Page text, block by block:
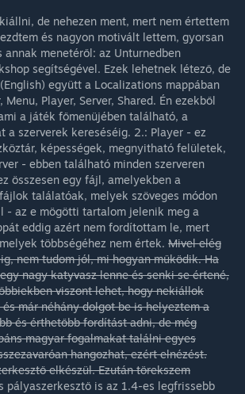
de nehezen ment, mert nem értettem
és nagyon motivált lettem, gyorsan
menetéről: az Unturnedben
segítségével. Ezek lehetnek létező, de
együtt a Localizations mappában
Player, Server, Shared. Én ezekből
a játék főmenüjében található, a
a szerverek kereséséig. 2.: Player - ez
képességek, megnyitható felületek,
- ebben található minden szerveren
összesen egy fájl, amelyekben a
találatóak, melyek szöveges módon
- az e mögötti tartalom jelenik meg a
eddig azért nem fordítottam le, mert
többségéhez nem értek. Mivel elég
nem tudom jól, mi hogyan működik. Ha
nagy katyvasz lenne és senki se értené,
viszont lehet, hogy nekiállok
már néhány dolgot be is helyeztem a
és érthetőbb fordítást adni, de még
magyar fogalmakat találni egyes
hangozhat, ezért elnézést.
elkészül. Ezután törekszem
pályaszerkesztő is az 1.4-es legfrissebb